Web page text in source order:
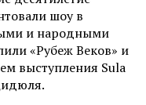
шоу в
и народными
«Рубеж Веков» и
выступления Sula